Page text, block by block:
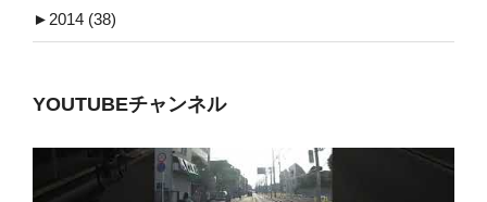
►2014 (38)
YOUTUBEチャンネル